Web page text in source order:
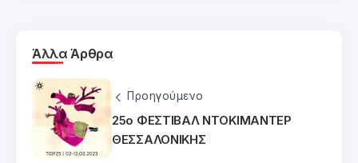
Άλλα Άρθρα
Προηγούμενο
25ο ΦΕΣΤΙΒΑΛ ΝΤΟΚΙΜΑΝΤΕΡ
ΘΕΣΣΑΛΟΝΙΚΗΣ